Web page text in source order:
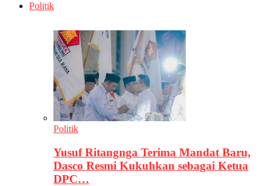
Politik
Politik
Yusuf Ritangnga Terima Mandat Baru,
Dasco Resmi Kukuhkan sebagai Ketua
DPC…